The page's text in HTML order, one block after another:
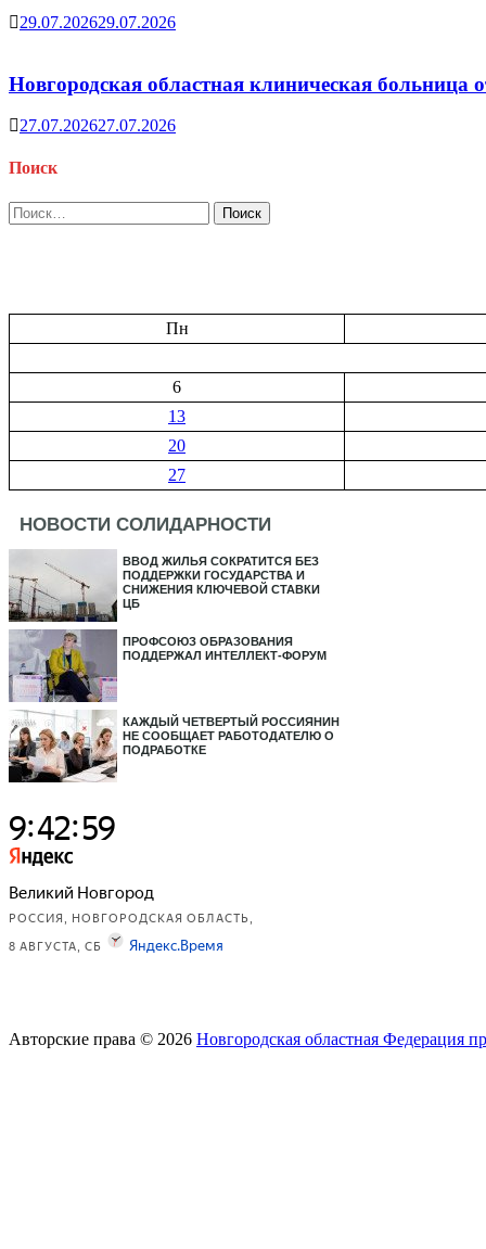
29.07.202629.07.2026
Новгородская областная клиническая больница
27.07.202627.07.2026
Поиск
Найти:
Пн
6
13
20
27
НОВОСТИ СОЛИДАРНОСТИ
ВВОД ЖИЛЬЯ СОКРАТИТСЯ БЕЗ
ПОДДЕРЖКИ ГОСУДАРСТВА И
СНИЖЕНИЯ КЛЮЧЕВОЙ СТАВКИ
ЦБ
ПРОФСОЮЗ ОБРАЗОВАНИЯ
ПОДДЕРЖАЛ ИНТЕЛЛЕКТ-ФОРУМ
КАЖДЫЙ ЧЕТВЕРТЫЙ РОССИЯНИН
НЕ СООБЩАЕТ РАБОТОДАТЕЛЮ О
ПОДРАБОТКЕ
Авторские права © 2026 Новгородская областная Федерация